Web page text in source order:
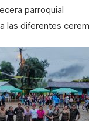
parroquial
las diferentes